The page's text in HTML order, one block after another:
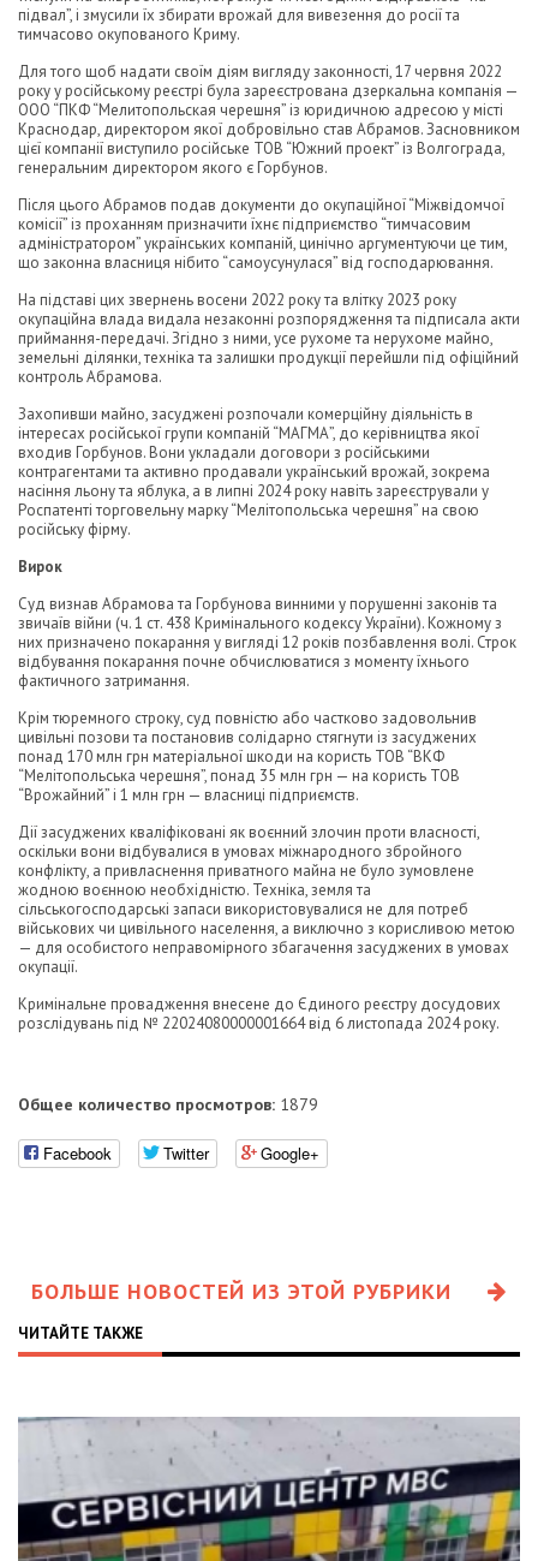
підвал”, і змусили їх збирати врожай для вивезення до росії та
тимчасово окупованого Криму.
Для того щоб надати своїм діям вигляду законності, 17 червня 2022
року у російському реєстрі була зареєстрована дзеркальна компанія —
ООО “ПКФ “Мелитопольская черешня” із юридичною адресою у місті
Краснодар, директором якої добровільно став Абрамов. Засновником
цієї компанії виступило російське ТОВ “Южний проект” із Волгограда,
генеральним директором якого є Горбунов.
Після цього Абрамов подав документи до окупаційної “Міжвідомчої
комісії” із проханням призначити їхнє підприємство “тимчасовим
адміністратором” українських компаній, цинічно аргументуючи це тим,
що законна власниця нібито “самоусунулася” від господарювання.
На підставі цих звернень восени 2022 року та влітку 2023 року
окупаційна влада видала незаконні розпорядження та підписала акти
приймання-передачі. Згідно з ними, усе рухоме та нерухоме майно,
земельні ділянки, техніка та залишки продукції перейшли під офіційний
контроль Абрамова.
Захопивши майно, засуджені розпочали комерційну діяльність в
інтересах російської групи компаній “МАГМА”, до керівництва якої
входив Горбунов. Вони укладали договори з російськими
контрагентами та активно продавали український врожай, зокрема
насіння льону та яблука, а в липні 2024 року навіть зареєстрували у
Роспатенті торговельну марку “Мелітопольська черешня” на свою
російську фірму.
Вирок
Суд визнав Абрамова та Горбунова винними у порушенні законів та
звичаїв війни (ч. 1 ст. 438 Кримінального кодексу України). Кожному з
них призначено покарання у вигляді 12 років позбавлення волі. Строк
відбування покарання почне обчислюватися з моменту їхнього
фактичного затримання.
Крім тюремного строку, суд повністю або частково задовольнив
цивільні позови та постановив солідарно стягнути із засуджених
понад 170 млн грн матеріальної шкоди на користь ТОВ “ВКФ
“Мелітопольська черешня”, понад 35 млн грн — на користь ТОВ
“Врожайний” і 1 млн грн — власниці підприємств.
Дії засуджених кваліфіковані як воєнний злочин проти власності,
оскільки вони відбувалися в умовах міжнародного збройного
конфлікту, а привласнення приватного майна не було зумовлене
жодною воєнною необхідністю. Техніка, земля та
сільськогосподарські запаси використовувалися не для потреб
військових чи цивільного населення, а виключно з корисливою метою
— для особистого неправомірного збагачення засуджених в умовах
окупації.
Кримінальне провадження внесене до Єдиного реєстру досудових
розслідувань під № 22024080000001664 від 6 листопада 2024 року.
Общее количество просмотров: 1879
Facebook Twitter Google+
БОЛЬШЕ НОВОСТЕЙ ИЗ ЭТОЙ РУБРИКИ
ЧИТАЙТЕ ТАКЖЕ